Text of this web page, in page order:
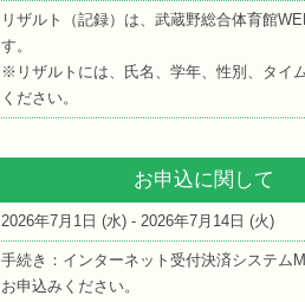
リザルト（記録）は、武蔵野総合体育館
す。
※リザルトには、氏名、学年、性別、タイ
ください。
お申込に関して
2026年7月1日 (水) - 2026年7月14日 (火)
手続き：インターネット受付決済システム
お申込みください。